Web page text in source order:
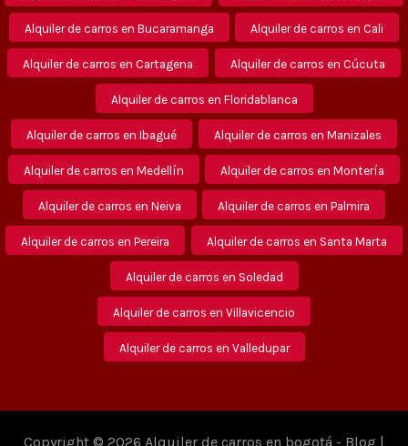
Alquiler de carros en Bucaramanga Alquiler de carros en Cali
Alquiler de carros en Cartagena Alquiler de carros en Cúcuta
Alquiler de carros en Floridablanca
Alquiler de carros en Ibagué Alquiler de carros en Manizales
Alquiler de carros en Medellín Alquiler de carros en Montería
Alquiler de carros en Neiva Alquiler de carros en Palmira
Alquiler de carros en Pereira Alquiler de carros en Santa Marta
Alquiler de carros en Soledad
Alquiler de carros en Villavicencio
Alquiler de carros en Valledupar
Copyright © 2026 Alquiler de carros en bogotá - Blog |